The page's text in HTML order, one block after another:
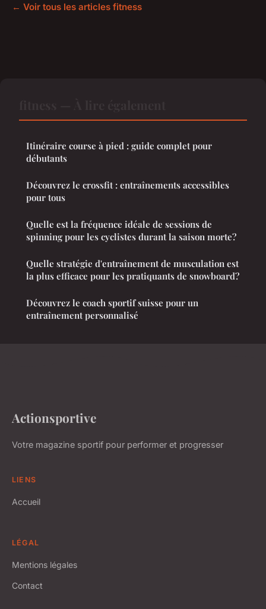
← Voir tous les articles fitness
Itinéraire course à pied : guide complet pour
débutants
Découvrez le crossfit : entraînements accessibles
pour tous
Quelle est la fréquence idéale de sessions de
spinning pour les cyclistes durant la saison morte?
Quelle stratégie d'entraînement de musculation est
la plus efficace pour les pratiquants de snowboard?
Découvrez le coach sportif suisse pour un
entraînement personnalisé
Actionsportive
Votre magazine sportif pour performer et progresser
LIENS
Accueil
LÉGAL
Mentions légales
Contact